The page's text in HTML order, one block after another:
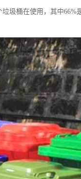
圾桶在使用，其中